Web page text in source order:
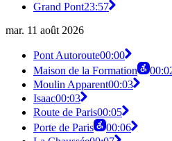
Grand Pont23:57
mar. 11 août 2026
Pont Autoroute00:00
Maison de la Formation
Moulin Apparent00:03
Isaac00:03
Route de Paris00:05
Porte de Paris
00:06